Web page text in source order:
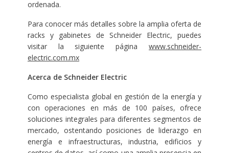
ordenada.
Para conocer más detalles sobre la amplia oferta de
racks y gabinetes de Schneider Electric, puedes
visitar la siguiente páginawww.schneider-
electric.com.mx
Acerca de Schneider Electric
Como especialista global en gestión de la energía y
con operaciones en más de 100 países, ofrece
soluciones integrales para diferentes segmentos de
mercado, ostentando posiciones de liderazgo en
energía e infraestructuras, industria, edificios y